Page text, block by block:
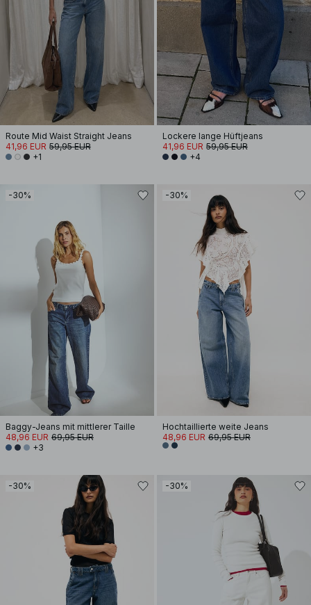
Route Mid Waist Straight Jeans
41,96 EUR 59,95 EUR
+1
Lockere lange Hüftjeans
41,96 EUR 59,95 EUR
+4
-30%
Baggy-Jeans mit mittlerer Taille
48,96 EUR 69,95 EUR
+3
-30%
Hochtaillierte weite Jeans
48,96 EUR 69,95 EUR
-30% -30%